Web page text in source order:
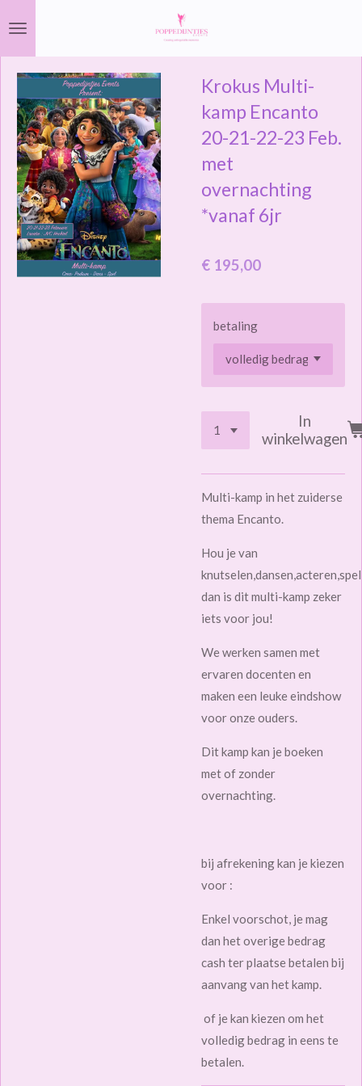
hoofdinhoud
Krokus Multi-
kamp Encanto
20-21-22-23 Feb.
met
overnachting
*vanaf 6jr
€ 195,00
betaling
In
winkelwagen
Multi-kamp in het zuiderse
thema Encanto.
Hou je van
dan is dit multi-kamp zeker
iets voor jou!
We werken samen met
ervaren docenten en
maken een leuke eindshow
voor onze ouders.
Dit kamp kan je boeken
met of zonder
overnachting.
bij afrekening kan je kiezen
voor :
Enkel voorschot, je mag
dan het overige bedrag
cash ter plaatse betalen bij
aanvang van het kamp.
of je kan kiezen om het
volledig bedrag in eens te
betalen.